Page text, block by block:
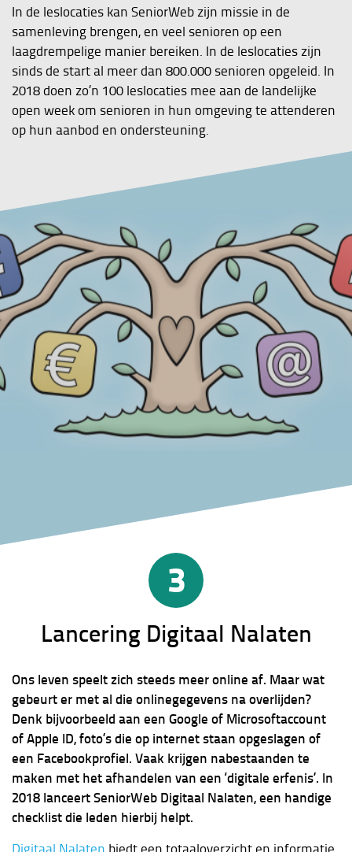
In de leslocaties kan SeniorWeb zijn missie in de
samenleving brengen, en veel senioren op een
laagdrempelige manier bereiken. In de leslocaties zijn
sinds de start al meer dan 800.000 senioren opgeleid. In
2018 doen zo’n 100 leslocaties mee aan de landelijke
open week om senioren in hun omgeving te attenderen
op hun aanbod en ondersteuning.
3
Lancering Digitaal Nalaten
Ons leven speelt zich steeds meer online af. Maar wat
gebeurt er met al die onlinegegevens na overlijden?
Denk bijvoorbeeld aan een Google­ of Microsoft­account
of Apple ID, foto’s die op internet staan opgeslagen of
een Facebookprofiel. Vaak krijgen nabestaanden te
maken met het afhandelen van een ‘digitale erfenis’. In
2018 lanceert SeniorWeb Digitaal Nalaten, een handige
checklist die leden hierbij helpt.
Digitaal Nalaten biedt een totaaloverzicht en informatie